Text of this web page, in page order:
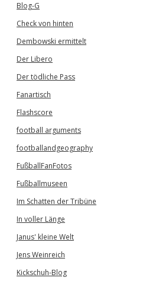
Blog-G
Check von hinten
Dembowski ermittelt
Der Libero
Der tödliche Pass
Fanartisch
Flashscore
football arguments
footballandgeography
FußballFanFotos
Fußballmuseen
Im Schatten der Tribüne
In voller Länge
Janus' kleine Welt
Jens Weinreich
Kickschuh-Blog